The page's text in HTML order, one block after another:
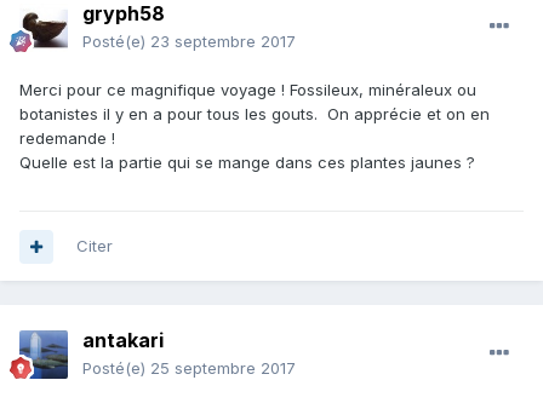
gryph58
Posté(e) 23 septembre 2017
Merci pour ce magnifique voyage ! Fossileux, minéraleux ou
botanistes il y en a pour tous les gouts. On apprécie et on en
redemande !
Quelle est la partie qui se mange dans ces plantes jaunes ?
Citer
antakari
Posté(e) 25 septembre 2017